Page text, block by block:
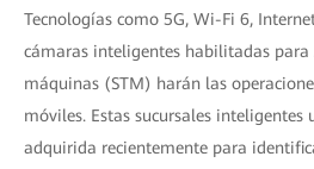
Tecnologías como 5G, Wi-Fi 6,
cámaras inteligentes habilitadas para
máquinas (STM) harán las
móviles. Estas sucursales
adquirida recientemente para